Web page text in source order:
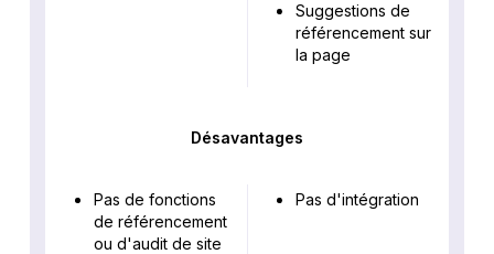
Suggestions de
référencement sur
la page
Désavantages
Pas de fonctions
de référencement
ou d'audit de site
Pas d'intégration